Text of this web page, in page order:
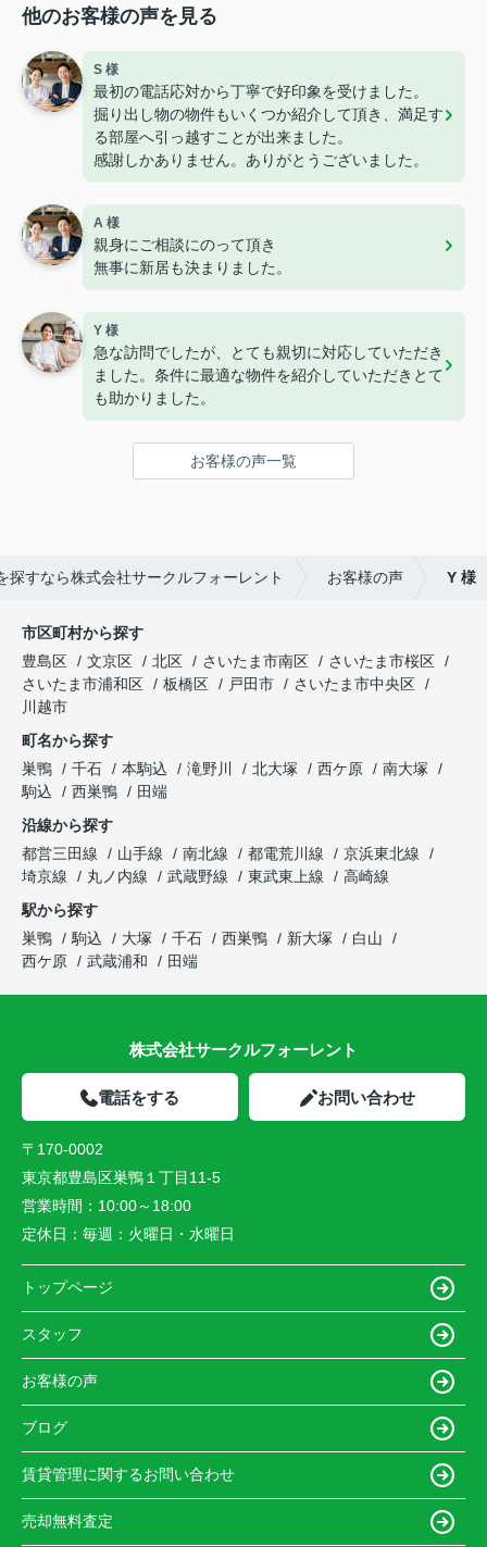
他のお客様の声を見る
S 様
最初の電話応対から丁寧で好印象を受けました。
掘り出し物の物件もいくつか紹介して頂き、満足す
る部屋へ引っ越すことが出来ました。
感謝しかありません。ありがとうございました。
A 様
親身にご相談にのって頂き
無事に新居も決まりました。
Y 様
急な訪問でしたが、とても親切に対応していただき
ました。条件に最適な物件を紹介していただきとて
も助かりました。
お客様の声一覧
探すなら株式会社サークルフォーレント お客様の声 Y 様
市区町村から探す
豊島区
文京区 北区 さいたま市南区
さいたま市桜区
さいたま市浦和区
板橋区 戸田市
さいたま市中央区
川越市
町名から探す
巣鴨
千石 本駒込 滝野川 北大塚 西ケ原
南大塚
駒込
西巣鴨
田端
沿線から探す
都営三田線
山手線 南北線 都電荒川線
京浜東北線
埼京線
丸ノ内線 武蔵野線 東武東上線
高崎線
駅から探す
巣鴨
駒込 大塚 千石 西巣鴨 新大塚
白山
西ケ原
武蔵浦和 田端
株式会社サークルフォーレント
電話をする お問い合わせ
〒170-0002
東京都豊島区巣鴨１丁目11-5
営業時間： 10:00～18:00
定休日： 毎週：火曜日・水曜日
トップページ
スタッフ
お客様の声
ブログ
賃貸管理に関するお問い合わせ
売却無料査定